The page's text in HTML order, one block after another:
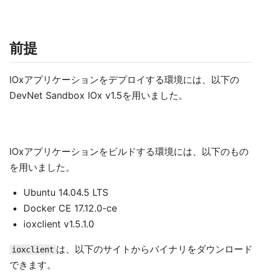
前提
IOxアプリケーションをデプロイする環境には、以下の
DevNet Sandbox IOx v1.5を用いました。
IOxアプリケーションをビルドする環境には、以下のもの
を用いました。
Ubuntu 14.04.5 LTS
Docker CE 17.12.0-ce
ioxclient v1.5.1.0
ioxclient は、以下のサイトからバイナリをダウンロード
できます。